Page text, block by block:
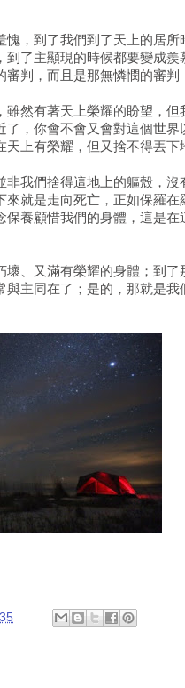
，到了我們到了天上的居
到了主顯現的時候都要變成
判，而且是那無憐憫的審判
雖然有著天上榮耀的盼望，
了，你會不會又會對這個世
上有榮耀，但又捨不得丟下
我們捨得這地上的軀殼，
來就是走向死亡，正如保羅
保養顧惜我們的身體，這是
、又滿有榮耀的身體；到
與主同在了；是的，那就是